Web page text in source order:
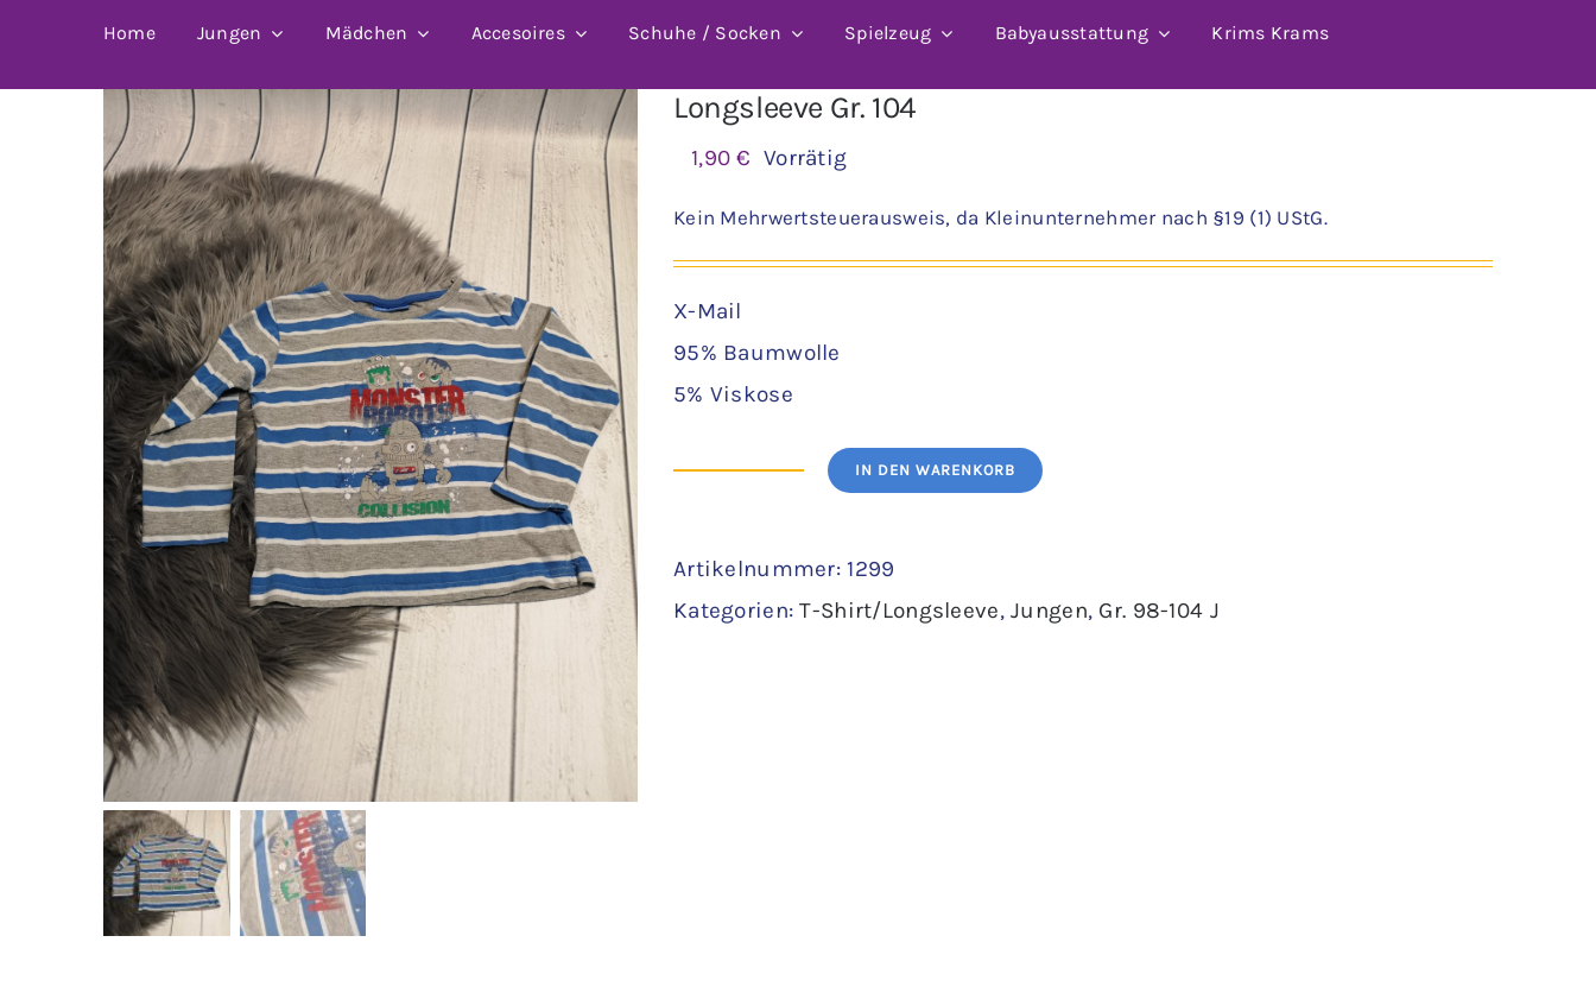
Home Jungen Mädchen Accesoires Schuhe / Socken Spielzeug Babyausstattung Krims Krams
Longsleeve Gr. 104
1,90€ Vorrätig
Kein Mehrwertsteuerausweis, da Kleinunternehmer nach §19 (1) UStG.
X-Mail
95% Baumwolle
5% Viskose
Longsleeve
104
Menge
IN DEN WARENKORB
Artikelnummer: 1299
Kategorien:T-Shirt/Longsleeve,Jungen, Gr. 98-104 J